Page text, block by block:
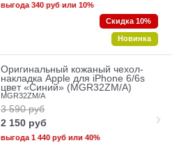
выгода340 рубили 10%
Скидка 10%
Новинка
Оригинальный кожаный чехол-
накладка Apple для iPhone 6/6s
цвет «Синий» (MGR32ZM/A)
MGR32ZM/A
3 590 руб
2 150 руб
выгода 1 440 рубили 40%